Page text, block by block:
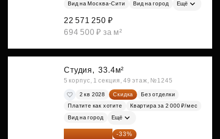
Вид на Москва-Сити Вид на город Ещё
22 571 250 ₽
694 500 ₽ за м²
Студия, 33.4м²
5 корпус, 1 секция, 49 этаж, №1245
2 кв 2028 Скидка
Без отделки
Платите как хотите
Квартира за 2 000 ₽/мес
Вид на город Ещё
22 640 942 ₽ -33%